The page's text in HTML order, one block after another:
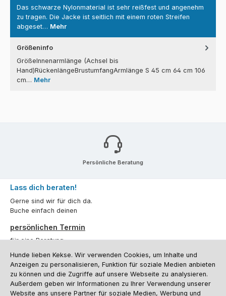
Das schwarze Nylonmaterial ist sehr reißfest und angenehm
zu tragen. Die Jacke ist seitlich mit einem roten Streifen
abgeset… Mehr
Größeninfo
GrößeInnenarmlänge (Achsel bis
Hand)RückenlängeBrustumfangArmlänge S 45 cm 64 cm 106
cm… Mehr
Persönliche Beratung
Lass dich beraten!
Gerne sind wir für dich da.
Buche einfach deinen
persönlichen Termin
für eine Beratung.
Oder über unserKontaktformular.
Vertrag widerrufen
Hunde lieben Kekse. Wir verwenden Cookies, um Inhalte und
Anzeigen zu personalisieren, Funktion für soziale Medien anbieten
zu können und die Zugriffe auf unsere Webseite zu analysieren.
Außerdem geben wir Informationen zu Ihrer Verwendung unserer
Website ans unsere Partner für soziale Medien, Werbung und